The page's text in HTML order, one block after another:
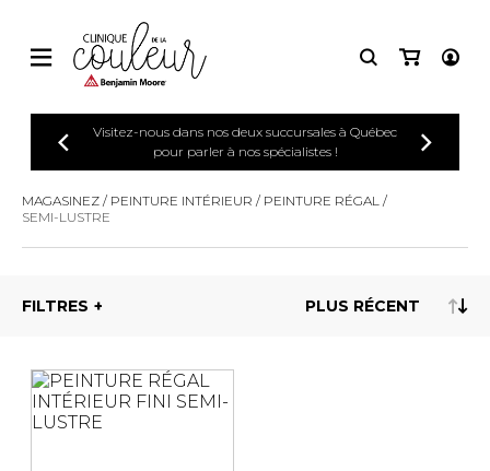
Visitez-nous dans nos deux succursales à Québec
pour parler à nos spécialistes !
MAGASINEZ PEINTURE INTÉRIEUR
PEINTURE RÉGAL
SEMI-LUSTRE
FILTRES